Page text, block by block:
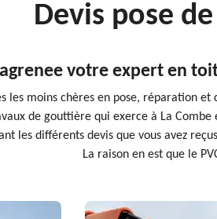
Devis pose
votre expert en
les moins chères en pose, réparation
de gouttière qui exerce à La
les différents devis que vous avez
La raison en est que le